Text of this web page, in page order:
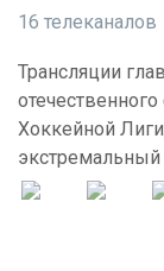
16 телеканалов
Трансляции
Хоккейной
экстремальный